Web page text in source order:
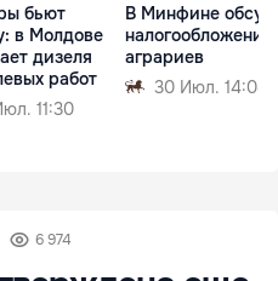
бьют
в Молдове
дизеля
работ
11:30
В Минфине
налогообложение
аграриев
30 Июл. 14:08
6 974